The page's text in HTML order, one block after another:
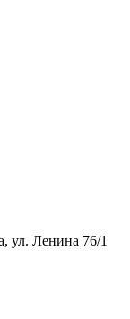
ул. Ленина 76/1